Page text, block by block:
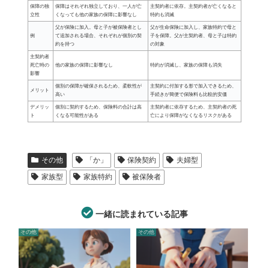
保障の独
立性
保障はそれぞれ独立しており、一人が亡
くなっても他の家族の保障に影響なし
主契約者に依存。主契約者が亡くなると
特約も消滅
例
父が保険に加入。母と子が被保険者とし
て追加される場合、それぞれが個別の契
約を持つ
父が生命保険に加入し、家族特約で母と
子を保障。父が主契約者、母と子は特約
の対象
主契約者
死亡時の
影響
他の家族の保障に影響なし 特約が消滅し、家族の保障も消失
メリット
個別の保障が確保されるため、柔軟性が
高い
主契約に付加する形で加入できるため、
手続きが簡便で保険料も比較的安価
デメリッ
ト
個別に契約するため、保険料の合計は高
くなる可能性がある
主契約者に依存するため、主契約者の死
亡により保障がなくなるリスクがある
その他 「か」 保険契約
夫婦型
家族型
家族特約 被保険者
一緒に読まれている記事
その他 その他